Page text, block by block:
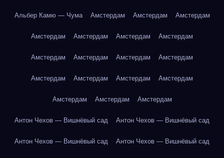
Альбер Камю — Чума Амстердам Амстердам Амстердам
Амстердам Амстердам Амстердам Амстердам
Амстердам Амстердам Амстердам Амстердам
Амстердам Амстердам Амстердам Амстердам
Амстердам Амстердам Амстердам
Антон Чехов — Вишнёвый сад Антон Чехов — Вишнёвый сад
Антон Чехов — Вишнёвый сад Антон Чехов — Вишнёвый сад